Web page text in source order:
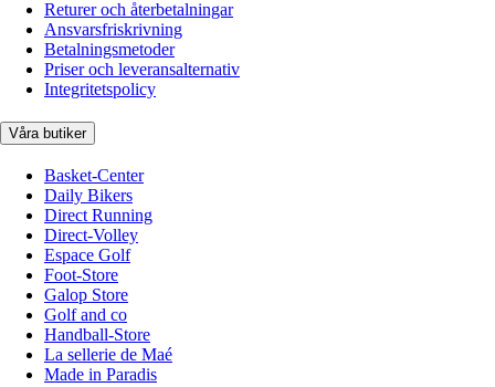
Returer och återbetalningar
Ansvarsfriskrivning
Betalningsmetoder
Priser och leveransalternativ
Integritetspolicy
Våra butiker
Basket-Center
Daily Bikers
Direct Running
Direct-Volley
Espace Golf
Foot-Store
Galop Store
Golf and co
Handball-Store
La sellerie de Maé
Made in Paradis